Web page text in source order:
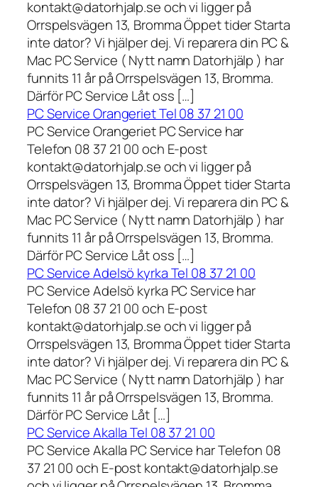
kontakt@datorhjalp.se och vi ligger på
Orrspelsvägen 13, Bromma Öppet tider Starta
inte dator? Vi hjälper dej. Vi reparera din PC &
Mac PC Service ( Nytt namn Datorhjälp ) har
funnits 11 år på Orrspelsvägen 13, Bromma.
Därför PC Service Låt oss […]
PC Service Orangeriet Tel 08 37 21 00
PC Service Orangeriet PC Service har
Telefon 08 37 21 00 och E-post
kontakt@datorhjalp.se och vi ligger på
Orrspelsvägen 13, Bromma Öppet tider Starta
inte dator? Vi hjälper dej. Vi reparera din PC &
Mac PC Service ( Nytt namn Datorhjälp ) har
funnits 11 år på Orrspelsvägen 13, Bromma.
Därför PC Service Låt oss […]
PC Service Adelsö kyrka Tel 08 37 21 00
PC Service Adelsö kyrka PC Service har
Telefon 08 37 21 00 och E-post
kontakt@datorhjalp.se och vi ligger på
Orrspelsvägen 13, Bromma Öppet tider Starta
inte dator? Vi hjälper dej. Vi reparera din PC &
Mac PC Service ( Nytt namn Datorhjälp ) har
funnits 11 år på Orrspelsvägen 13, Bromma.
Därför PC Service Låt […]
PC Service Akalla Tel 08 37 21 00
PC Service Akalla PC Service har Telefon 08
37 21 00 och E-post kontakt@datorhjalp.se